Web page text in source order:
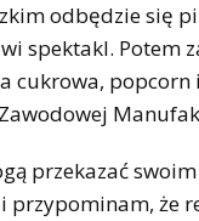
odbędzie się
spektakl. Potem
cukrowa,
przekazać
przypominam, że